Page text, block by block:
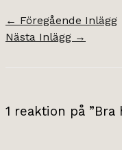
← Föregående Inlägg
Nästa Inlägg →
1 reaktion på ”Bra